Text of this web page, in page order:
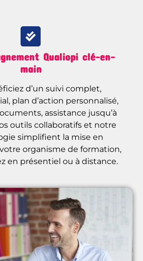
Qualiopi clé-en-
main
d’un suivi complet,
plan d’action personnalisé,
assistance jusqu’à
outils collaboratifs et notre
simplifient la mise en
organisme de formation,
en présentiel ou à distance.